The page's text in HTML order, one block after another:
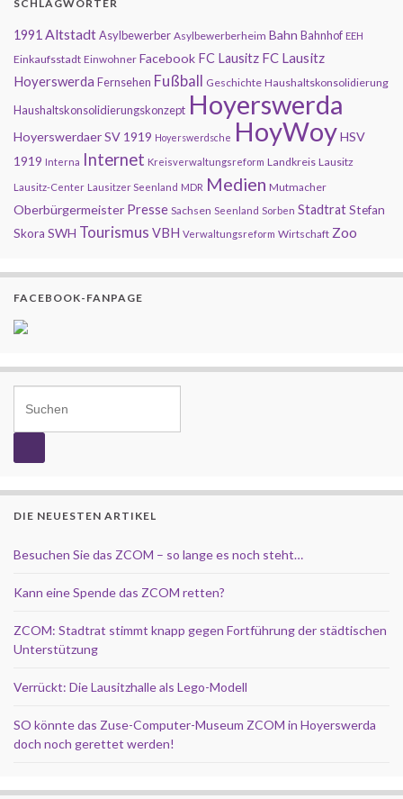
SCHLAGWÖRTER
1991 AltstadtAsylbewerber Asylbewerberheim Bahn Bahnhof EEH
Einkaufsstadt Einwohner Facebook FC Lausitz FC Lausitz
Hoyerswerda Fernsehen Fußball Geschichte Haushaltskonsolidierung
Haushaltskonsolidierungskonzept Hoyerswerda
Hoyerswerdaer SV 1919 Hoyerswerdsche HoyWoyHSV
1919 Interna Internet Kreisverwaltungsreform Landkreis Lausitz
Lausitz-Center Lausitzer Seenland MDR Medien Mutmacher
Oberbürgermeister Presse Sachsen Seenland Sorben StadtratStefan
Skora SWH Tourismus VBH Verwaltungsreform Wirtschaft Zoo
FACEBOOK-FANPAGE
DIE NEUESTEN ARTIKEL
Besuchen Sie das ZCOM – so lange es noch steht…
Kann eine Spende das ZCOM retten?
ZCOM: Stadtrat stimmt knapp gegen Fortführung der städtischen
Unterstützung
Verrückt: Die Lausitzhalle als Lego-Modell
SO könnte das Zuse-Computer-Museum ZCOM in Hoyerswerda
doch noch gerettet werden!